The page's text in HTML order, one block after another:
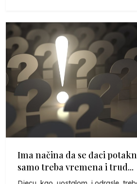
Ima načina da se đaci
samo treba vremena i trud...